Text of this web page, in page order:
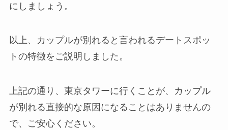
にしましょう。
以上、カップルが別れると言われるデートスポッ
トの特徴をご説明しました。
上記の通り、東京タワーに行くことが、カップル
が別れる直接的な原因になることはありませんの
で、ご安心ください。